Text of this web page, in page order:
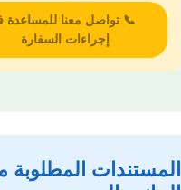
📞 تواصل معنا للمساعدة
إجراءات السفارة
المستندات المطلوبة